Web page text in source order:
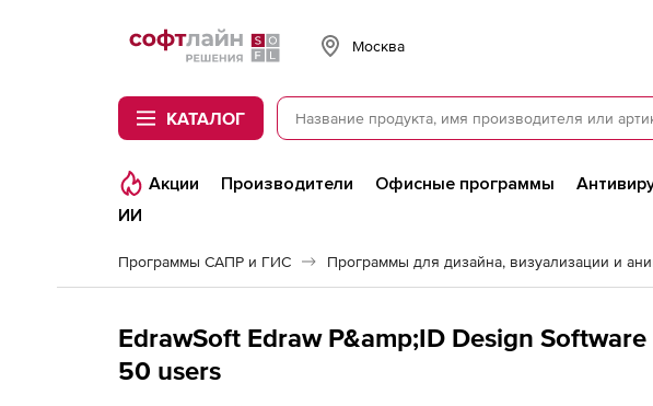
Softline
Москва
КАТАЛОГ
Акции Производители Офисные программы
ИИ
Программы САПР и ГИС Программы для дизайна, визуализации и
EdrawSoft Edraw P&amp;ID Design
50 users